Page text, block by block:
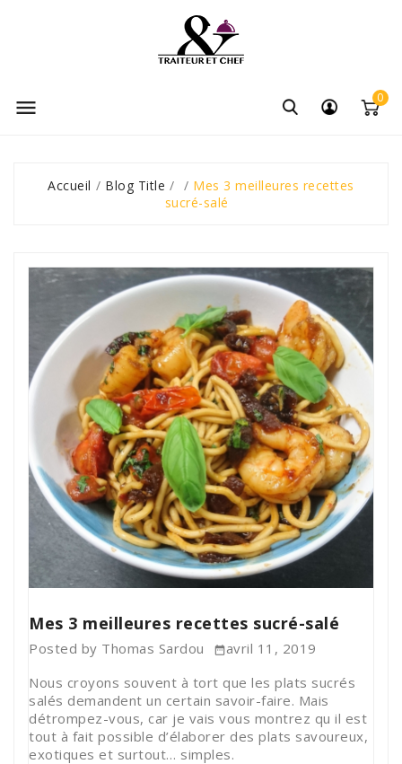
 0
Accueil Blog Title
Mes 3 meilleures recettes
sucré-salé
Mes 3 meilleures recettes sucré-salé
Posted by Thomas Sardou avril 11, 2019
Nous croyons souvent à tort que les plats sucrés
salés demandent un certain savoir-faire. Mais
détrompez-vous, car je vais vous montrez qu il est
tout à fait possible d’élaborer des plats savoureux,
exotiques et surtout… simples.